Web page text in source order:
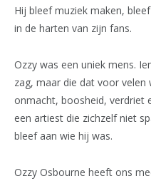
Hij bleef muziek maken,
in de harten van zijn fans.
Ozzy was een uniek mens.
zag, maar die dat voor velen
onmacht, boosheid, verdriet
een artiest die zichzelf niet
bleef aan wie hij was.
Ozzy Osbourne heeft ons